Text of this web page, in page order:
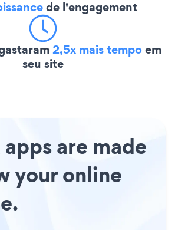
de l'engagement
2,5x mais tempoem
seu site
are made
your online